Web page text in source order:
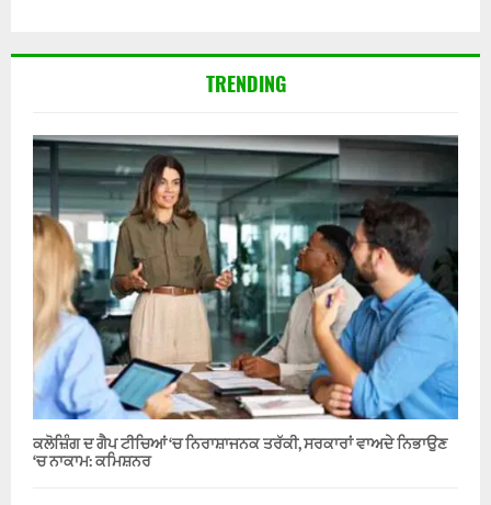
TRENDING
ਕਲੋਜ਼ਿੰਗ ਦ ਗੈਪ ਟੀਚਿਆਂ ‘ਚ ਨਿਰਾਸ਼ਾਜਨਕ ਤਰੱਕੀ, ਸਰਕਾਰਾਂ ਵਾਅਦੇ ਨਿਭਾਉਣ
‘ਚ ਨਾਕਾਮ: ਕਮਿਸ਼ਨਰ